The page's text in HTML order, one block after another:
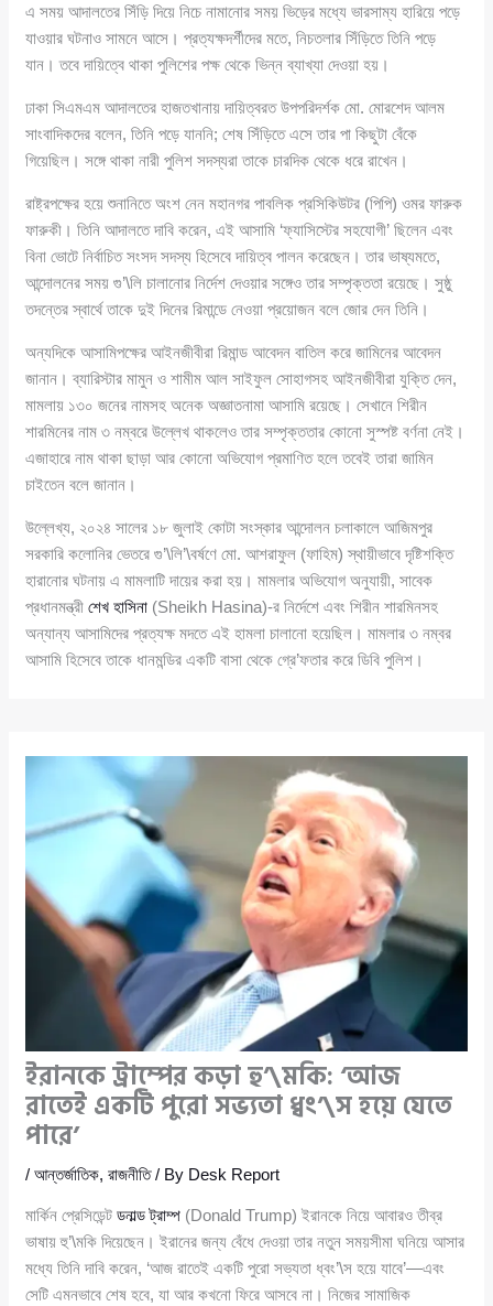
এ সময় আদালতের সিঁড়ি দিয়ে নিচে নামানোর সময় ভিড়ের মধ্যে ভারসাম্য হারিয়ে পড়ে
যাওয়ার ঘটনাও সামনে আসে। প্রত্যক্ষদর্শীদের মতে, নিচতলার সিঁড়িতে তিনি পড়ে
যান। তবে দায়িত্বে থাকা পুলিশের পক্ষ থেকে ভিন্ন ব্যাখ্যা দেওয়া হয়।
ঢাকা সিএমএম আদালতের হাজতখানায় দায়িত্বরত উপপরিদর্শক মো. মোরশেদ আলম
সাংবাদিকদের বলেন, তিনি পড়ে যাননি; শেষ সিঁড়িতে এসে তার পা কিছুটা বেঁকে
গিয়েছিল। সঙ্গে থাকা নারী পুলিশ সদস্যরা তাকে চারদিক থেকে ধরে রাখেন।
রাষ্ট্রপক্ষের হয়ে শুনানিতে অংশ নেন মহানগর পাবলিক প্রসিকিউটর (পিপি) ওমর ফারুক
ফারুকী। তিনি আদালতে দাবি করেন, এই আসামি ‘ফ্যাসিস্টের সহযোগী’ ছিলেন এবং
বিনা ভোটে নির্বাচিত সংসদ সদস্য হিসেবে দায়িত্ব পালন করেছেন। তার ভাষ্যমতে,
আন্দোলনের সময় গু’\লি চালানোর নির্দেশ দেওয়ার সঙ্গেও তার সম্পৃক্ততা রয়েছে। সুষ্ঠু
তদন্তের স্বার্থে তাকে দুই দিনের রিমান্ডে নেওয়া প্রয়োজন বলে জোর দেন তিনি।
অন্যদিকে আসামিপক্ষের আইনজীবীরা রিমান্ড আবেদন বাতিল করে জামিনের আবেদন
জানান। ব্যারিস্টার মামুন ও শামীম আল সাইফুল সোহাগসহ আইনজীবীরা যুক্তি দেন,
মামলায় ১৩০ জনের নামসহ অনেক অজ্ঞাতনামা আসামি রয়েছে। সেখানে শিরীন
শারমিনের নাম ৩ নম্বরে উল্লেখ থাকলেও তার সম্পৃক্ততার কোনো সুস্পষ্ট বর্ণনা নেই।
এজাহারে নাম থাকা ছাড়া আর কোনো অভিযোগ প্রমাণিত হলে তবেই তারা জামিন
চাইতেন বলে জানান।
উল্লেখ্য, ২০২৪ সালের ১৮ জুলাই কোটা সংস্কার আন্দোলন চলাকালে আজিমপুর
সরকারি কলোনির ভেতরে গু’\লি’\বর্ষণে মো. আশরাফুল (ফাহিম) স্থায়ীভাবে দৃষ্টিশক্তি
হারানোর ঘটনায় এ মামলাটি দায়ের করা হয়। মামলার অভিযোগ অনুযায়ী, সাবেক
প্রধানমন্ত্রীশেখ হাসিনা (Sheikh Hasina)-র নির্দেশে এবং শিরীন শারমিনসহ
অন্যান্য আসামিদের প্রত্যক্ষ মদতে এই হামলা চালানো হয়েছিল। মামলার ৩ নম্বর
আসামি হিসেবে তাকে ধানমন্ডির একটি বাসা থেকে গ্রে’ফতার করে ডিবি পুলিশ।
ইরানকে ট্রাম্পের কড়া হু’\মকি: ‘আজ
রাতেই একটি পুরো সভ্যতা ধ্বং’\স হয়ে যেতে
পারে’
/আন্তর্জাতিক,রাজনীতি/ By Desk Report
মার্কিন প্রেসিডেন্টডনাল্ড ট্রাম্প (Donald Trump) ইরানকে নিয়ে আবারও তীব্র
ভাষায় হু’\মকি দিয়েছেন। ইরানের জন্য বেঁধে দেওয়া তার নতুন সময়সীমা ঘনিয়ে আসার
মধ্যে তিনি দাবি করেন, ‘আজ রাতেই একটি পুরো সভ্যতা ধ্বং’\স হয়ে যাবে’—এবং
সেটি এমনভাবে শেষ হবে, যা আর কখনো ফিরে আসবে না। নিজের সামাজিক